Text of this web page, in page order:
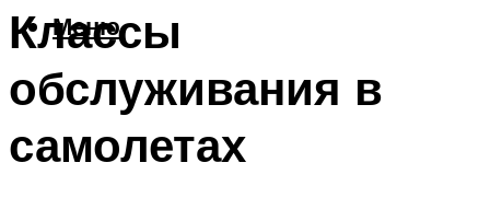
Меню
Классы
обслуживания в
самолетах